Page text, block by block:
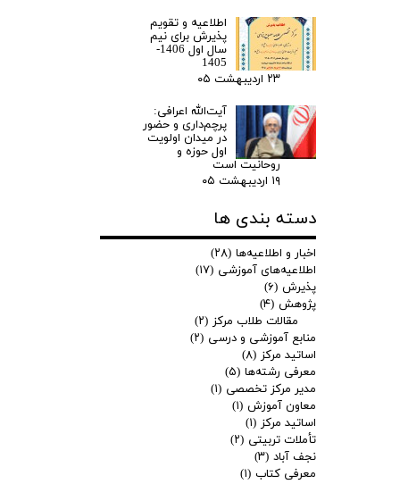
اطلاعیه و تقویم
پذیرش برای نیم
سال اول 1406-
1405
۲۳ اردیبهشت ۰۵
آیت‌الله اعرافی:
پرچم‌داری و حضور
در میدان‌ اولویت
اول حوزه و
روحانیت است
۱۹ اردیبهشت ۰۵
دسته بندی ها
اخبار و اطلاعیه‌ها (۲۸)
اطلاعیه‌های آموزشی (۱۷)
پذیرش (۶)
پژوهش (۴)
مقالات طلاب مرکز (۲)
منابع آموزشی و درسی (۲)
اساتید مرکز (۸)
معرفی رشته‌ها (۵)
مدیر مرکز تخصصی (۱)
معاون آموزش (۱)
اساتید مرکز (۱)
تأملات تربیتی (۲)
نجف آباد (۳)
معرفی کتاب (۱)